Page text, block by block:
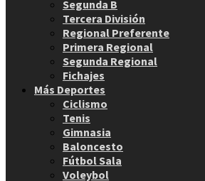
Segunda B
Tercera División
Regional Preferente
Primera Regional
Segunda Regional
Fichajes
Más Deportes
Ciclismo
Tenis
Gimnasia
Baloncesto
Fútbol Sala
Voleybol